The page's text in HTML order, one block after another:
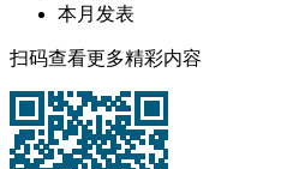
本月发表
扫码查看更多精彩内容